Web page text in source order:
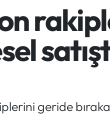
GRAM ALTIN
6648.99
%2.59
BİST100
13.773
geride